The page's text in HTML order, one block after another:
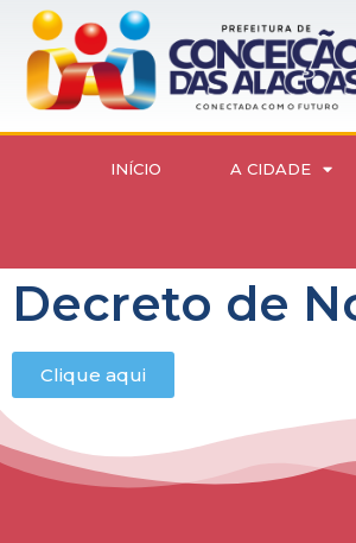
INÍCIO A CIDADE
Decreto de
Clique aqui